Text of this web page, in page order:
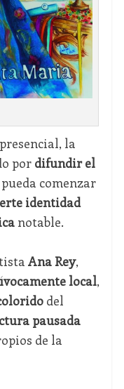
la
por difundir el
comenzar
identidad
notable.
Ana Rey,
local,
del
pausada
de la